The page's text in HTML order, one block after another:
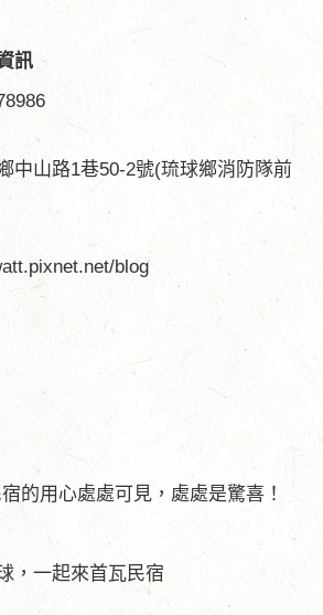
訊
中山路1巷50-2號(琉球鄉消防隊前
blog
的用心處處可見，處處是驚喜！
，一起來首瓦民宿